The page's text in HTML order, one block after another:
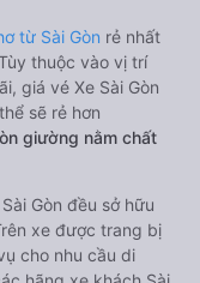
từ Sài Gòn rẻ nhất
thuộc vào vị trí
giá vé Xe Sài Gòn
sẽ rẻ hơn
giường nằm chất
Gòn đều sở hữu
xe được trang bị
cho nhu cầu di